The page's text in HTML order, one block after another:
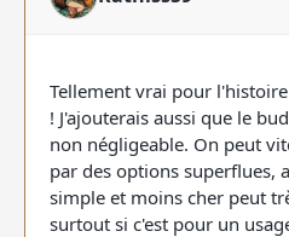
Tellement vrai pour
! J'ajouterais aussi que le
non négligeable. On peut
par des options superflues,
simple et moins cher peut
surtout si c'est pour un